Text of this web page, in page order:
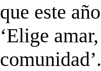
que este
‘Elige